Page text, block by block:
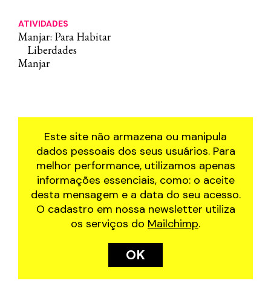
ATIVIDADES
Manjar: Para Habitar
Liberdades
Manjar
Este site não armazena ou manipula
dados pessoais dos seus usuários. Para
melhor performance, utilizamos apenas
informações essenciais, como: o aceite
desta mensagem e a data do seu acesso.
O cadastro em nossa newsletter utiliza
os serviços do Mailchimp.
OK